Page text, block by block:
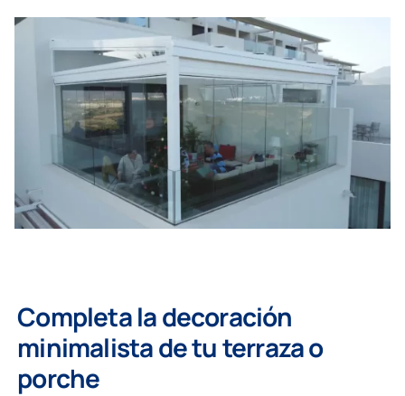
Completa la decoración
minimalista de tu terraza o
porche